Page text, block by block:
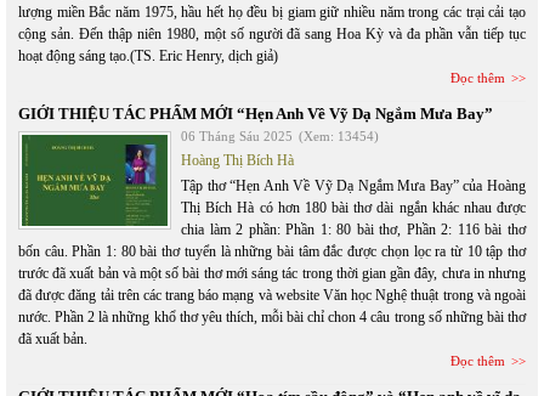
lượng miền Bắc năm 1975, hầu hết họ đều bị giam giữ nhiều năm trong các trại cải tạo
cộng sản. Đến thập niên 1980, một số người đã sang Hoa Kỳ và đa phần vẫn tiếp tục
hoạt động sáng tạo.(TS. Eric Henry, dịch giả)
Đọc thêm
GIỚI THIỆU TÁC PHẨM MỚI “Hẹn Anh Về Vỹ Dạ Ngắm Mưa Bay”
06 Tháng Sáu 2025 (Xem: 13454)
Hoàng Thị Bích Hà
Tập thơ “Hẹn Anh Về Vỹ Dạ Ngắm Mưa Bay” của Hoàng
Thị Bích Hà có hơn 180 bài thơ dài ngắn khác nhau được
chia làm 2 phần: Phần 1: 80 bài thơ, Phần 2: 116 bài thơ
bốn câu. Phần 1: 80 bài thơ tuyển là những bài tâm đắc được chọn lọc ra từ 10 tập thơ
trước đã xuất bản và một số bài thơ mới sáng tác trong thời gian gần đây, chưa in nhưng
đã được đăng tải trên các trang báo mạng và website Văn học Nghệ thuật trong và ngoài
nước. Phần 2 là những khổ thơ yêu thích, mỗi bài chỉ chon 4 câu trong số những bài thơ
đã xuất bản.
Đọc thêm